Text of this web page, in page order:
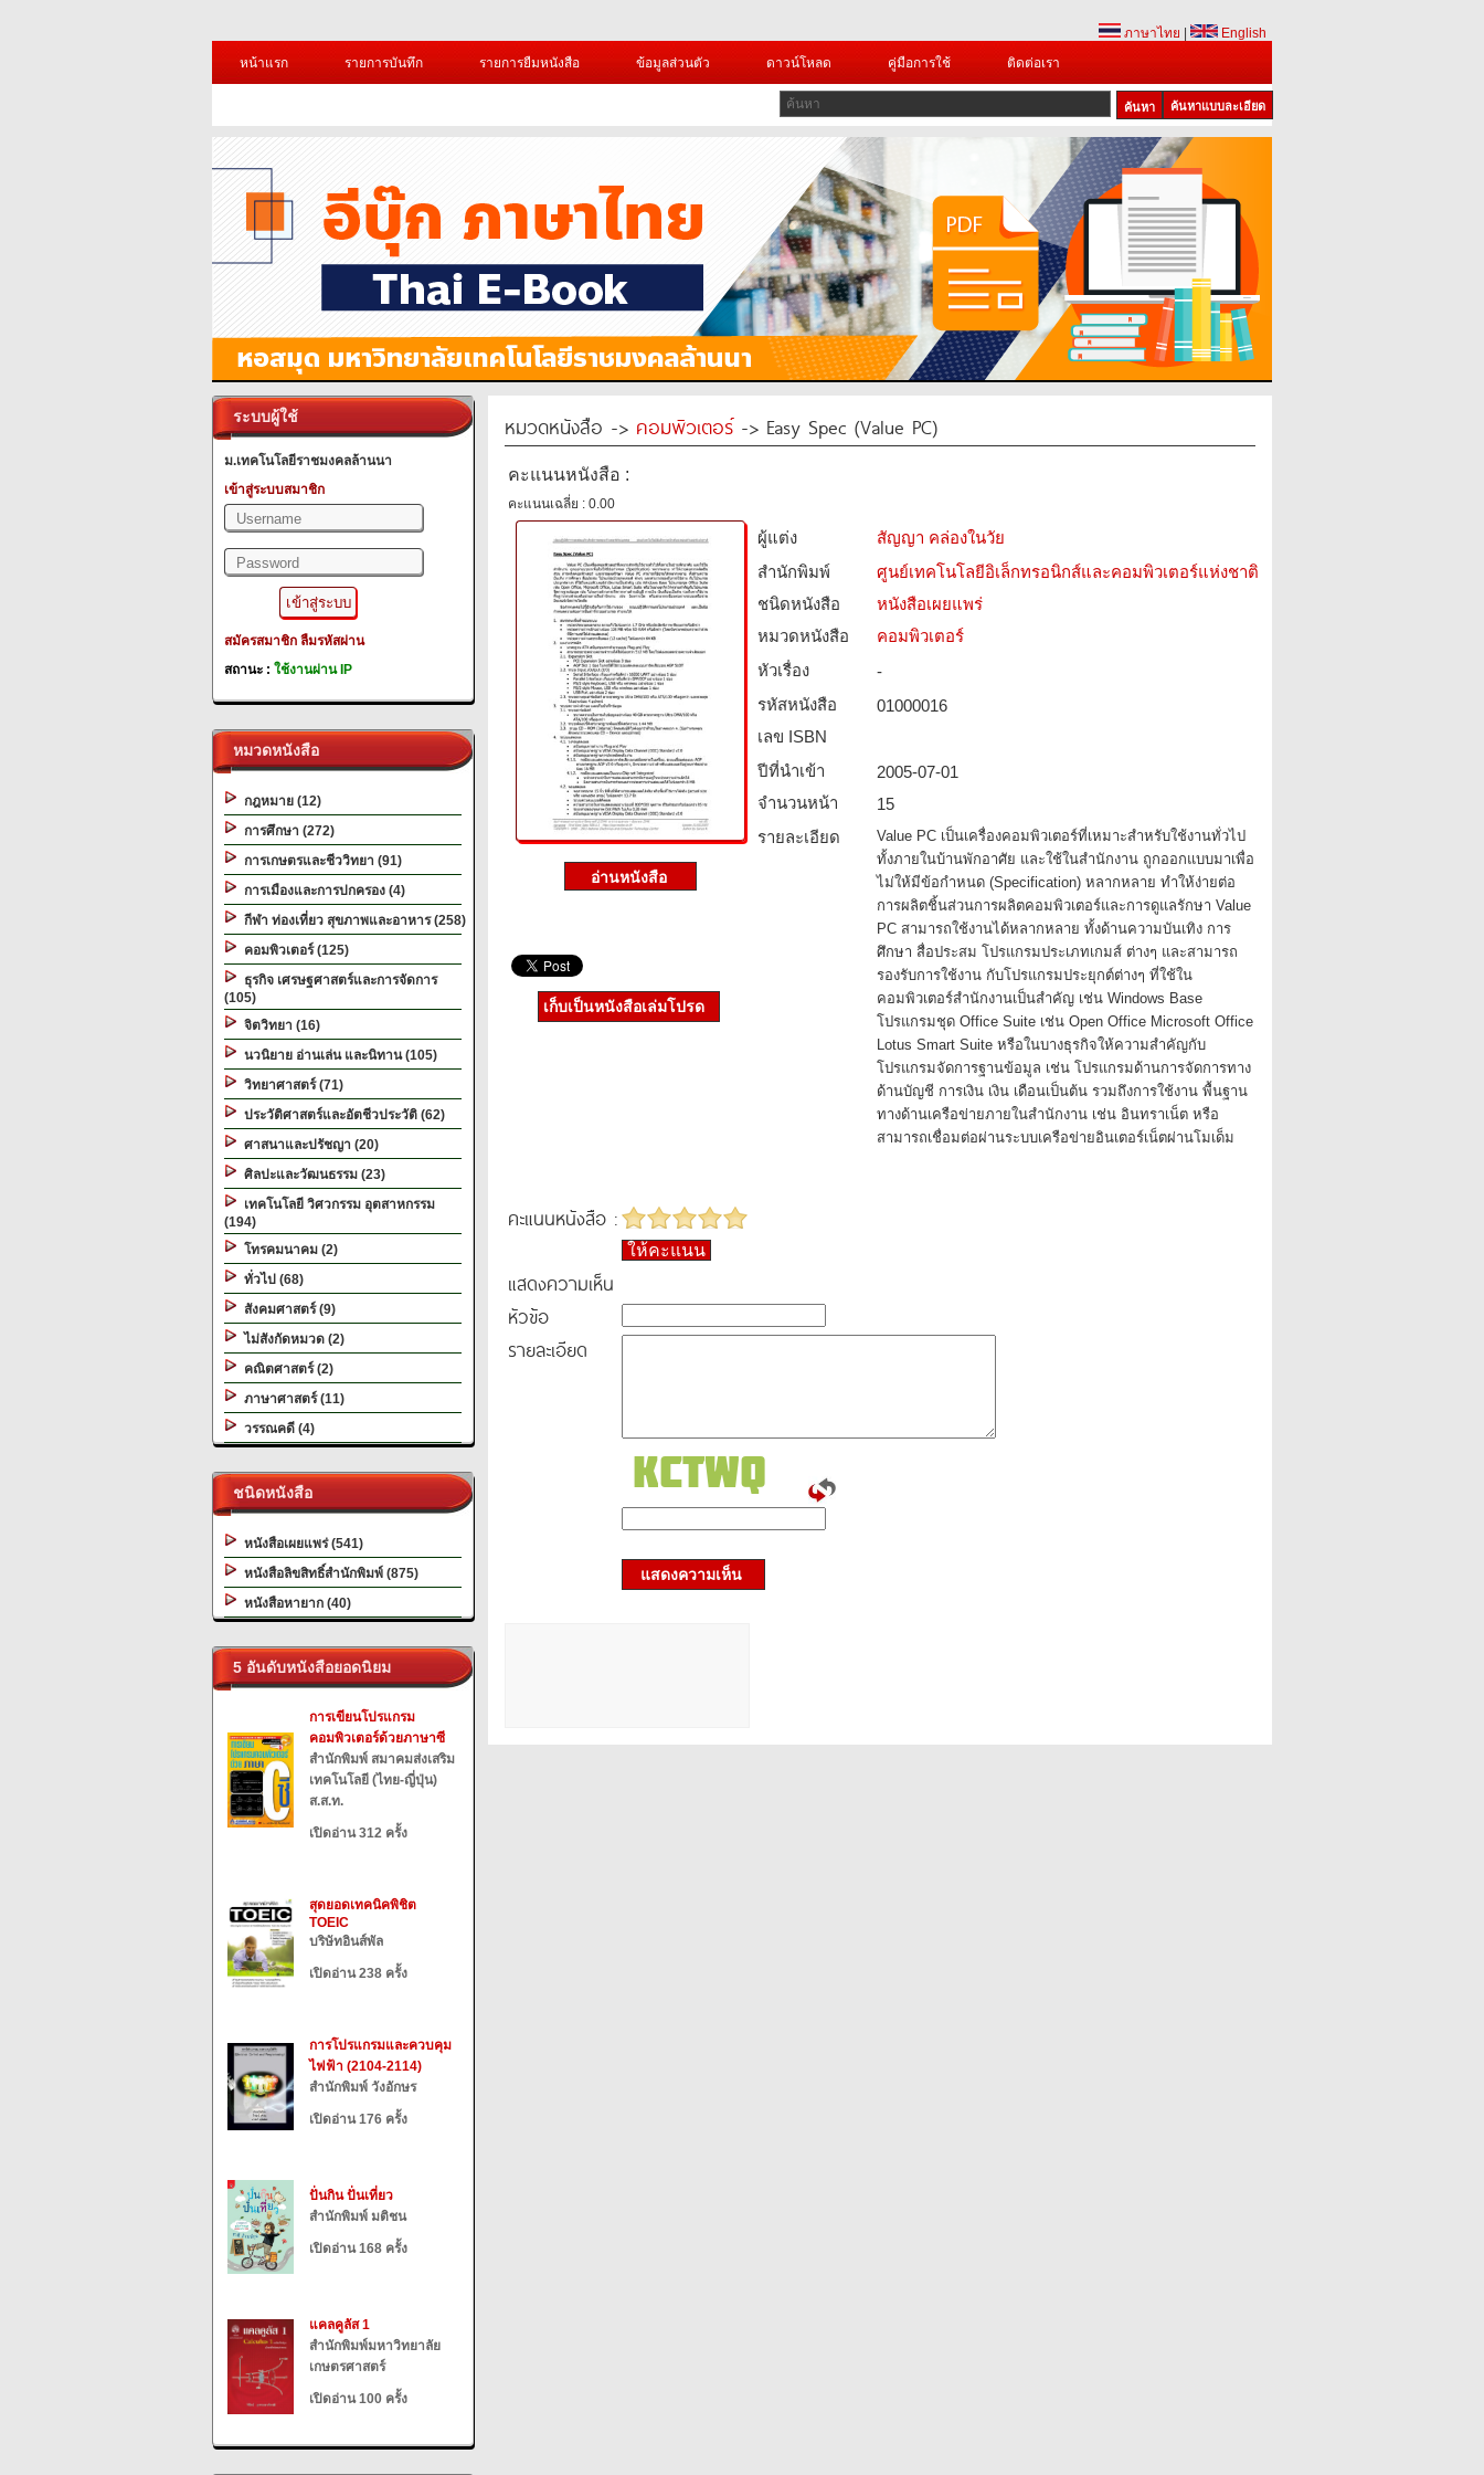
ภาษาไทย
English
หน้าแรก
รายการบันทึก รายการยืมหนังสือ ข้อมูลส่วนตัว ดาวน์โหลด คู่มือการใช้ ติดต่อเรา
ค้นหาแบบละเอียด
ระบบผู้ใช้
ม.เทคโนโลยีราชมงคลล้านนา
เข้าสู่ระบบสมาชิก
สมัครสมาชิก ลืมรหัสผ่าน
สถานะ : ใช้งานผ่าน IP
หมวดหนังสือ
กฎหมาย (12)
การศึกษา (272)
การเกษตรและชีววิทยา (91)
การเมืองและการปกครอง (4)
กีฬา ท่องเที่ยว สุขภาพและอาหาร (258)
คอมพิวเตอร์ (125)
ธุรกิจ เศรษฐศาสตร์และการจัดการ
(105)
จิตวิทยา (16)
นวนิยาย อ่านเล่น และนิทาน (105)
วิทยาศาสตร์ (71)
ประวัติศาสตร์และอัตชีวประวัติ (62)
ศาสนาและปรัชญา (20)
ศิลปะและวัฒนธรรม (23)
เทคโนโลยี วิศวกรรม อุตสาหกรรม
(194)
โทรคมนาคม (2)
ทั่วไป (68)
สังคมศาสตร์ (9)
ไม่สังกัดหมวด (2)
คณิตศาสตร์ (2)
ภาษาศาสตร์ (11)
วรรณคดี (4)
ชนิดหนังสือ
หนังสือเผยแพร่ (541)
หนังสือลิขสิทธิ์สำนักพิมพ์ (875)
หนังสือหายาก (40)
5 อันดับหนังสือยอดนิยม
การเขียนโปรแกรม
คอมพิวเตอร์ด้วยภาษาซี
สำนักพิมพ์ สมาคมส่งเสริม
เทคโนโลยี (ไทย-ญี่ปุ่น)
ส.ส.ท.
เปิดอ่าน 312 ครั้ง
สุดยอดเทคนิคพิชิต
TOEIC
บริษัทอินส์พัล
เปิดอ่าน 238 ครั้ง
การโปรแกรมและควบคุม
ไฟฟ้า (2104-2114)
สำนักพิมพ์ วังอักษร
เปิดอ่าน 176 ครั้ง
ปั่นกิน ปั่นเที่ยว
สำนักพิมพ์ มติชน
เปิดอ่าน 168 ครั้ง
แคลคูลัส 1
สำนักพิมพ์มหาวิทยาลัย
เกษตรศาสตร์
เปิดอ่าน 100 ครั้ง
หมวดหนังสือ -> คอมพิวเตอร์-> Easy Spec (Value PC)
คะแนนหนังสือ :
คะแนนเฉลี่ย : 0.00
ผู้แต่ง
สัญญา คล่องในวัย
สำนักพิมพ์
ศูนย์เทคโนโลยีอิเล็กทรอนิกส์และคอมพิวเตอร์แห่งชาติ
ชนิดหนังสือ­
หนังสือเผยแพร่
หมวดหนังสือ­
คอมพิวเตอร์
หัวเรื่อง
-
รหัสหนังสือ­
01000016
เลข ISBN
ปีที่นำเข้า
2005-07-01
จำนวนหน้า
15
รายละเอียด
Value PC เป็นเครื่องคอมพิวเตอร์ที่เหมาะสําหรับใช้งานทั่วไป
ทั้งภายในบ้านพักอาศัย และใช้ในสํานักงาน ถูกออกแบบมาเพื่อ
ไม่ให้มีข้อกําหนด (Specification) หลากหลาย ทําให้ง่ายต่อ
การผลิตชิ้นส่วนการผลิตคอมพิวเตอร์และการดูแลรักษา Value
PC สามารถใช้งานได้หลากหลาย ทั้งด้านความบันเทิง การ
ศึกษา สื่อประสม โปรแกรมประเภทเกมส์ ต่างๆ และสามารถ
รองรับการใช้งาน กับโปรแกรมประยุกต์ต่างๆ ที่ใช้ใน
คอมพิวเตอร์สํานักงานเป็นสําคัญ เช่น Windows Base
โปรแกรมชุด Office Suite เช่น Open Office Microsoft Office
Lotus Smart Suite หรือในบางธุรกิจให้ความสําคัญกับ
โปรแกรมจัดการฐานข้อมูล เช่น โปรแกรมด้านการจัดการทาง
ด้านบัญชี การเงิน เงิน เดือนเป็นต้น รวมถึงการใช้งาน พื้นฐาน
ทางด้านเครือข่ายภายในสํานักงาน เช่น อินทราเน็ต หรือ
สามารถเชื่อมต่อผ่านระบบเครือข่ายอินเตอร์เน็ตผ่านโมเด็ม
เก็บเป็นหนังสือเล่มโปรด
คะแนนหนังสือ :
ให้คะแนน
แสดงความเห็น
หัวข้อ
รายละเอียด
แสดงความเห็น